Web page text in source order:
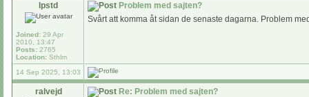
lpstd
Joined: 29 Apr
2010, 13:47
Posts: 2765
Location: Sthlm
Problem med sajten?
Svårt att komma åt sidan de senaste dagarna. Problem
14 Sep 2025, 13:03
ralvejd
Re: Problem med sajten?